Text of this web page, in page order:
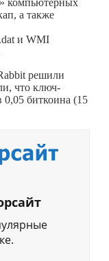
а также
и WMI
решили
что ключ-
биткоина (15